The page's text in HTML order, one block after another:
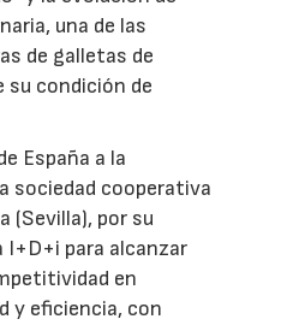
una de las
de galletas de
su condición de
España a la
sociedad cooperativa
(Sevilla), por su
I+D+i para alcanzar
en
y eficiencia, con